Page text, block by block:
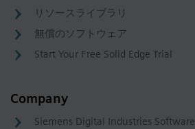
リソースライブラリ
無償のソフトウェア
Start Your Free Solid Edge Trial
Company
Siemens Digital Industries Software